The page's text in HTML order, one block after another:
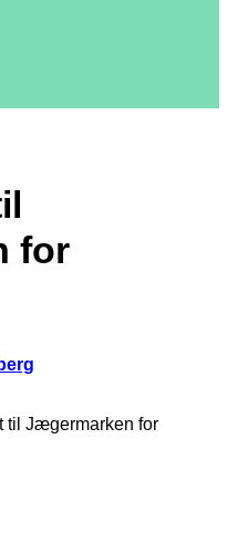
for
til Jægermarken for